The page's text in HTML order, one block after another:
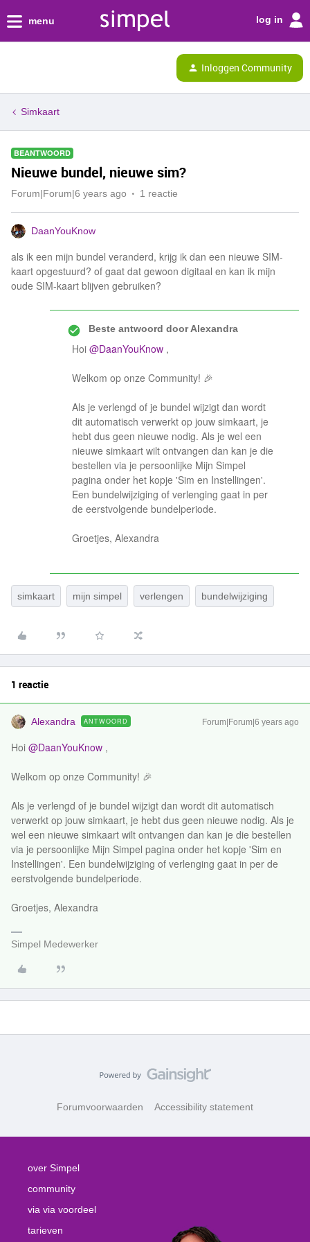
menu log in
Inloggen Community
Simkaart
BEANTWOORD
Nieuwe bundel, nieuwe sim?
Forum|Forum|6 years ago 1 reactie
DaanYouKnow
als ik een mijn bundel veranderd, krijg ik dan een nieuwe SIM-
kaart opgestuurd? of gaat dat gewoon digitaal en kan ik mijn
oude SIM-kaart blijven gebruiken?
Beste antwoord doorAlexandra
Hoi @DaanYouKnow ,
Welkom op onze Community! 🎉
Als je verlengd of je bundel wijzigt dan wordt
dit automatisch verwerkt op jouw simkaart, je
hebt dus geen nieuwe nodig. Als je wel een
nieuwe simkaart wilt ontvangen dan kan je die
bestellen via je persoonlijke Mijn Simpel
pagina onder het kopje 'Sim en Instellingen'.
Een bundelwijziging of verlenging gaat in per
de eerstvolgende bundelperiode.
Groetjes, Alexandra
simkaart mijn simpel verlengen bundelwijziging
1 reactie
Alexandra ANTWOORD Forum|Forum|6 years ago
Hoi @DaanYouKnow ,
Welkom op onze Community! 🎉
Als je verlengd of je bundel wijzigt dan wordt dit automatisch
verwerkt op jouw simkaart, je hebt dus geen nieuwe nodig. Als je
wel een nieuwe simkaart wilt ontvangen dan kan je die bestellen
via je persoonlijke Mijn Simpel pagina onder het kopje 'Sim en
Instellingen'. Een bundelwijziging of verlenging gaat in per de
eerstvolgende bundelperiode.
Groetjes, Alexandra
Simpel Medewerker
Forumvoorwaarden Accessibility statement
over Simpel
community
via via voordeel
tarieven